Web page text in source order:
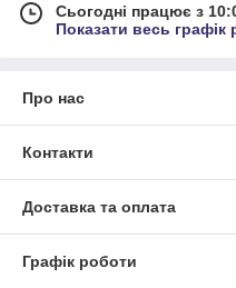
Сьогодні працює з
Показати весь графік
Про нас
Контакти
Доставка та оплата
Графік роботи